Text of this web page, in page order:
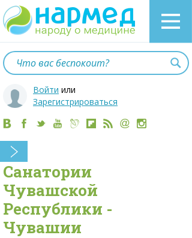
Войти или
Зарегистрироваться
Санатории
Чувашской
Республики -
Чувашии